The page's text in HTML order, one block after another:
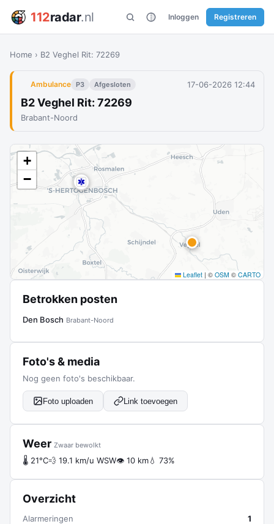
112radar.nl Inloggen Registreren
Home › B2 Veghel Rit: 72269
Ambulance P3 Afgesloten 17-06-2026 12:44
B2 Veghel Rit: 72269
Brabant-Noord
+
−
Leaflet | © OSM © CARTO
Betrokken posten
Den Bosch Brabant-Noord
Foto's & media
Nog geen foto's beschikbaar.
Foto uploaden Link toevoegen
Weer Zwaar bewolkt
🌡 21°C💨 19.1 km/u WSW👁 10 km💧 73%
Overzicht
Alarmeringen
1